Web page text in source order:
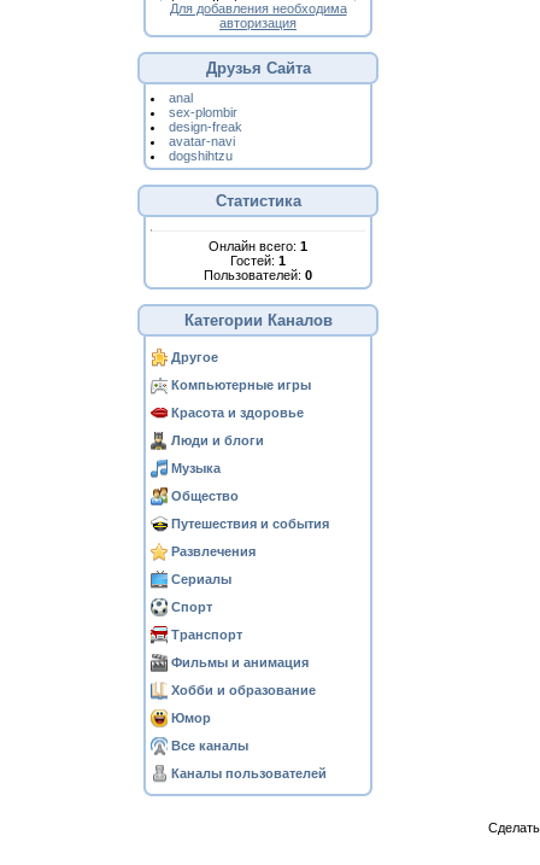
Для добавления необходима
авторизация
Друзья Сайта
anal
sex-plombir
design-freak
avatar-navi
dogshihtzu
Статистика
Онлайн всего: 1
Гостей: 1
Пользователей: 0
Категории Каналов
Другое
Компьютерные игры
Красота и здоровье
Люди и блоги
Музыка
Общество
Путешествия и события
Развлечения
Сериалы
Спорт
Транспорт
Фильмы и анимация
Хобби и образование
Юмор
Все каналы
Каналы пользователей